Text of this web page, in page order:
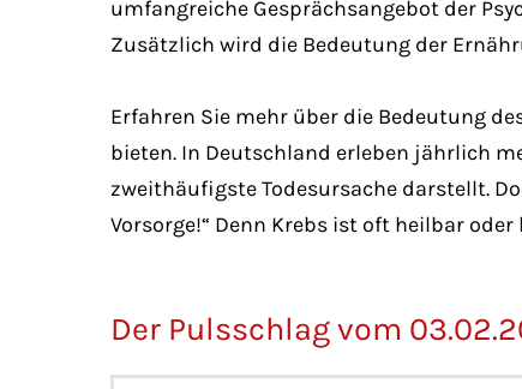
umfangreiche Gesprächsangebot der
Zusätzlich wird die Bedeutung der
Erfahren Sie mehr über die Bedeutung
bieten. In Deutschland erleben jährlich
zweithäufigste Todesursache darstellt.
Vorsorge!“ Denn Krebs ist oft heilbar
Der Pulsschlag vom